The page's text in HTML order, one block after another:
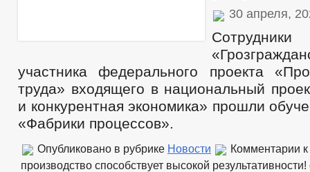
30 апреля,
участника федерального проекта
труда» входящего в национальный
и конкурентная экономика» прошли
«Фабрики процессов».
Опубликовано в рубрике Новости Комментарии
производство способствует высокой результативности!